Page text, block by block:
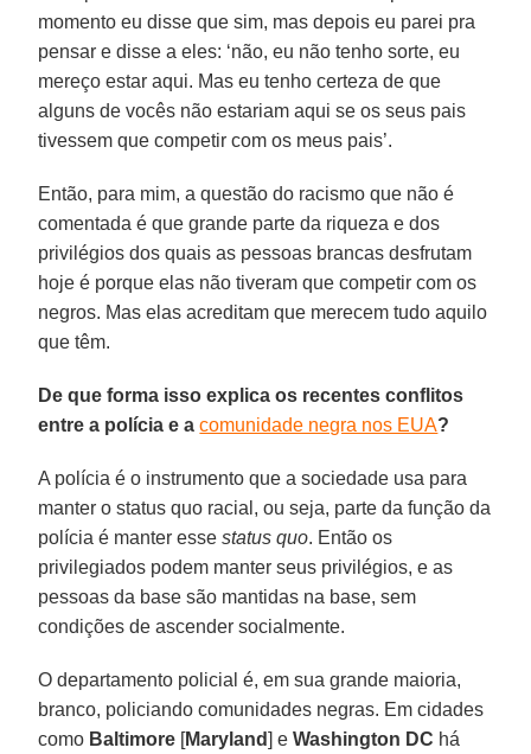
momento eu disse que sim, mas depois eu parei pra
pensar e disse a eles: ‘não, eu não tenho sorte, eu
mereço estar aqui. Mas eu tenho certeza de que
alguns de vocês não estariam aqui se os seus pais
tivessem que competir com os meus pais’.
Então, para mim, a questão do racismo que não é
comentada é que grande parte da riqueza e dos
privilégios dos quais as pessoas brancas desfrutam
hoje é porque elas não tiveram que competir com os
negros. Mas elas acreditam que merecem tudo aquilo
que têm.
De que forma isso explica os recentes conflitos
entre a polícia e acomunidade negra nos EUA?
A polícia é o instrumento que a sociedade usa para
manter o status quo racial, ou seja, parte da função da
polícia é manter essestatus quo. Então os
privilegiados podem manter seus privilégios, e as
pessoas da base são mantidas na base, sem
condições de ascender socialmente.
O departamento policial é, em sua grande maioria,
branco, policiando comunidades negras. Em cidades
como Baltimore [Maryland] eWashington DC há